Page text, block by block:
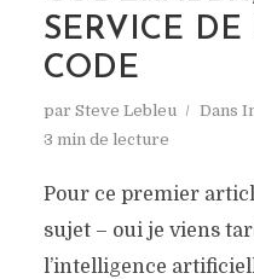
SERVICE
CODE
par Steve Lebleu Dans
3 min de lecture
Pour ce premier
sujet – oui je viens
l’intelligence